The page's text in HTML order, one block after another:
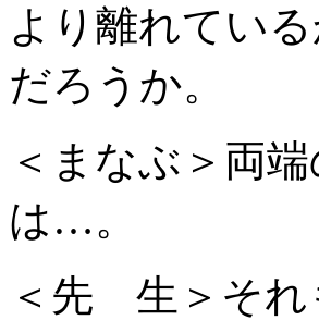
より離れてい
だろうか。
＜まなぶ＞両端
は…。
＜先 生＞それ